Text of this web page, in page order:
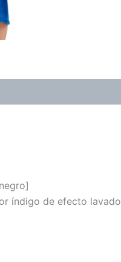
índigo de efecto lavado